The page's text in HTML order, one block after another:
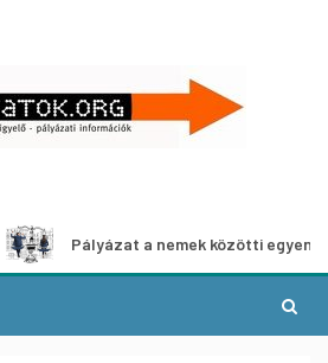
Pályázat a nemek közötti egyenlőség